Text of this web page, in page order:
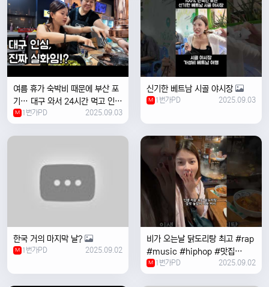
여름 휴가 숙박비 때문에 부산 포
기… 대구 와서 24시간 먹고 인생
위로받았습니다
M 1번가PD 2025.09.03
신기한 베트남 시골 야시장
M 1번가PD 2025.09.03
한국 거의 마지막 날?
M 1번가PD 2025.09.02
비가 오는날 ￼닭도리탕 최고 #rap
#music #hiphop #맛집
#travel #여행 #food ￼
M 1번가PD 2025.09.02